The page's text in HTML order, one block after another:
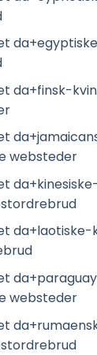
da+finsk-
websteder
websteder